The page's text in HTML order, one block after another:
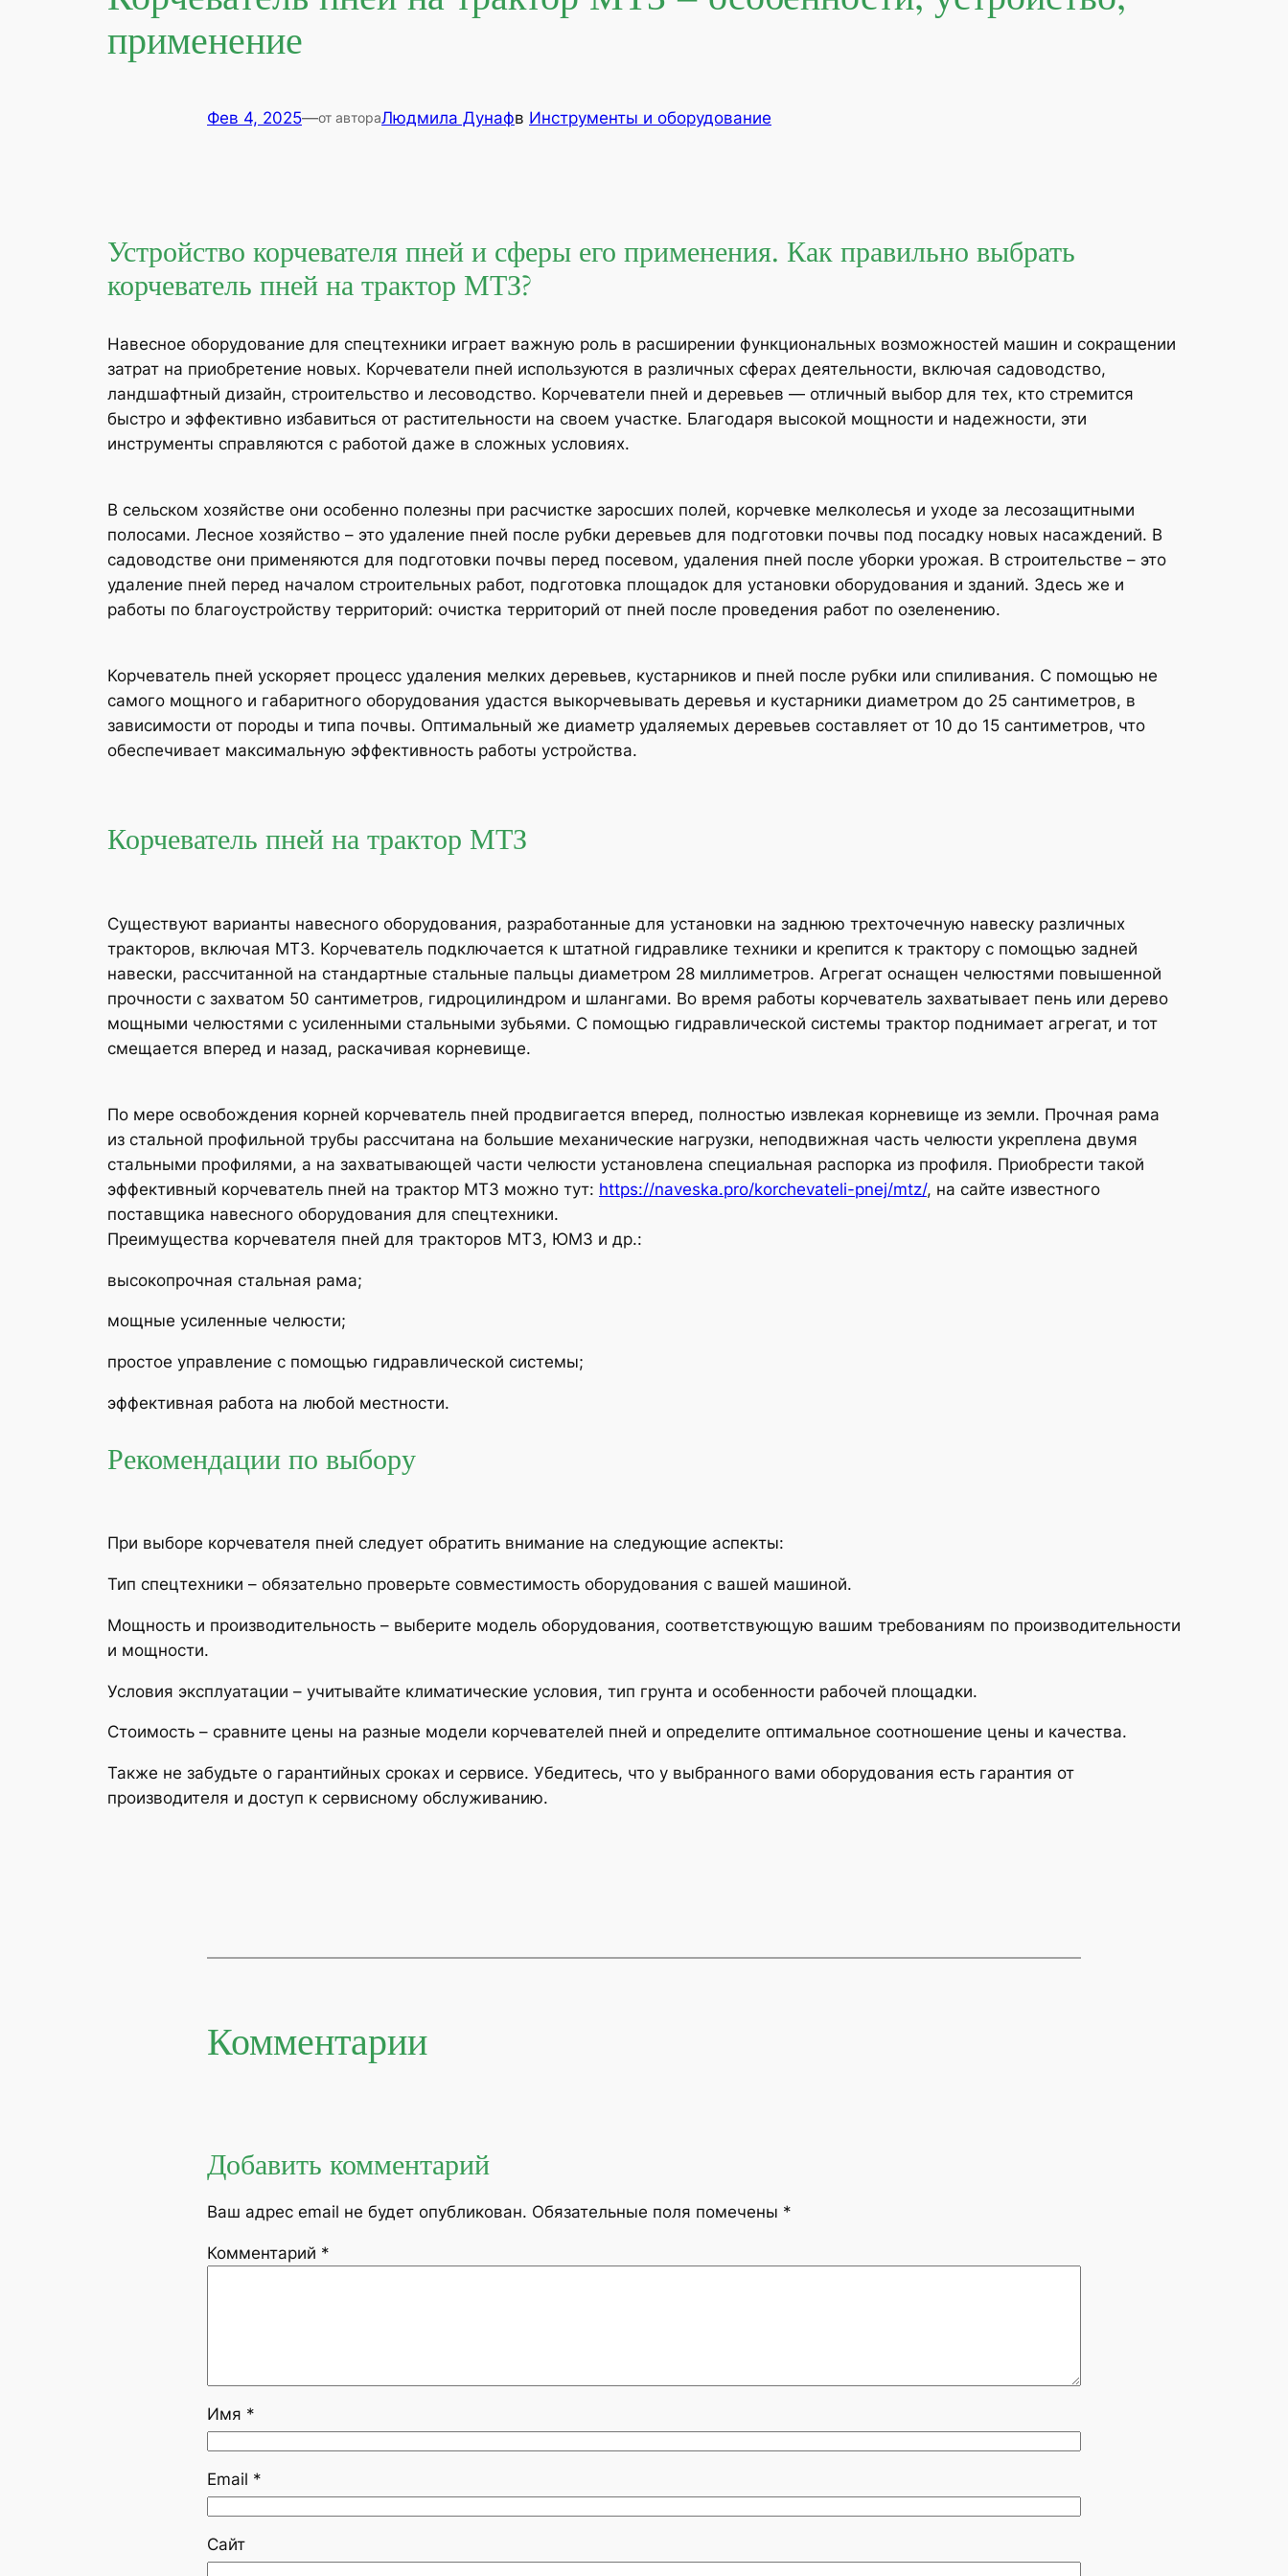
применение
Фев 4, 2025—от автораЛюдмила Дунафв Инструменты и оборудование
Устройство корчевателя пней и сферы его применения. Как правильно выбрать
корчеватель пней на трактор МТЗ?
Навесное оборудование для спецтехники играет важную роль в расширении функциональных возможностей машин и сокращении
затрат на приобретение новых. Корчеватели пней используются в различных сферах деятельности, включая садоводство,
ландшафтный дизайн, строительство и лесоводство. Корчеватели пней и деревьев — отличный выбор для тех, кто стремится
быстро и эффективно избавиться от растительности на своем участке. Благодаря высокой мощности и надежности, эти
инструменты справляются с работой даже в сложных условиях.
В сельском хозяйстве они особенно полезны при расчистке заросших полей, корчевке мелколесья и уходе за лесозащитными
полосами. Лесное хозяйство – это удаление пней после рубки деревьев для подготовки почвы под посадку новых насаждений. В
садоводстве они применяются для подготовки почвы перед посевом, удаления пней после уборки урожая. В строительстве – это
удаление пней перед началом строительных работ, подготовка площадок для установки оборудования и зданий. Здесь же и
работы по благоустройству территорий: очистка территорий от пней после проведения работ по озеленению.
Корчеватель пней ускоряет процесс удаления мелких деревьев, кустарников и пней после рубки или спиливания. С помощью не
самого мощного и габаритного оборудования удастся выкорчевывать деревья и кустарники диаметром до 25 сантиметров, в
зависимости от породы и типа почвы. Оптимальный же диаметр удаляемых деревьев составляет от 10 до 15 сантиметров, что
обеспечивает максимальную эффективность работы устройства.
Корчеватель пней на трактор МТЗ
Существуют варианты навесного оборудования, разработанные для установки на заднюю трехточечную навеску различных
тракторов, включая МТЗ. Корчеватель подключается к штатной гидравлике техники и крепится к трактору с помощью задней
навески, рассчитанной на стандартные стальные пальцы диаметром 28 миллиметров. Агрегат оснащен челюстями повышенной
прочности с захватом 50 сантиметров, гидроцилиндром и шлангами. Во время работы корчеватель захватывает пень или дерево
мощными челюстями с усиленными стальными зубьями. С помощью гидравлической системы трактор поднимает агрегат, и тот
смещается вперед и назад, раскачивая корневище.
По мере освобождения корней корчеватель пней продвигается вперед, полностью извлекая корневище из земли. Прочная рама
из стальной профильной трубы рассчитана на большие механические нагрузки, неподвижная часть челюсти укреплена двумя
стальными профилями, а на захватывающей части челюсти установлена специальная распорка из профиля. Приобрести такой
эффективный корчеватель пней на трактор МТЗ можно тут: https://naveska.pro/korchevateli-pnej/mtz/, на сайте известного
поставщика навесного оборудования для спецтехники.
Преимущества корчевателя пней для тракторов МТЗ, ЮМЗ и др.:
высокопрочная стальная рама;
мощные усиленные челюсти;
простое управление с помощью гидравлической системы;
эффективная работа на любой местности.
Рекомендации по выбору
При выборе корчевателя пней следует обратить внимание на следующие аспекты:
Тип спецтехники – обязательно проверьте совместимость оборудования с вашей машиной.
Мощность и производительность – выберите модель оборудования, соответствующую вашим требованиям по производительности
и мощности.
Условия эксплуатации – учитывайте климатические условия, тип грунта и особенности рабочей площадки.
Стоимость – сравните цены на разные модели корчевателей пней и определите оптимальное соотношение цены и качества.
Также не забудьте о гарантийных сроках и сервисе. Убедитесь, что у выбранного вами оборудования есть гарантия от
производителя и доступ к сервисному обслуживанию.
Комментарии
Добавить комментарий
Ваш адрес email не будет опубликован. Обязательные поля помечены *
Комментарий *
Имя *
Email *
Сайт